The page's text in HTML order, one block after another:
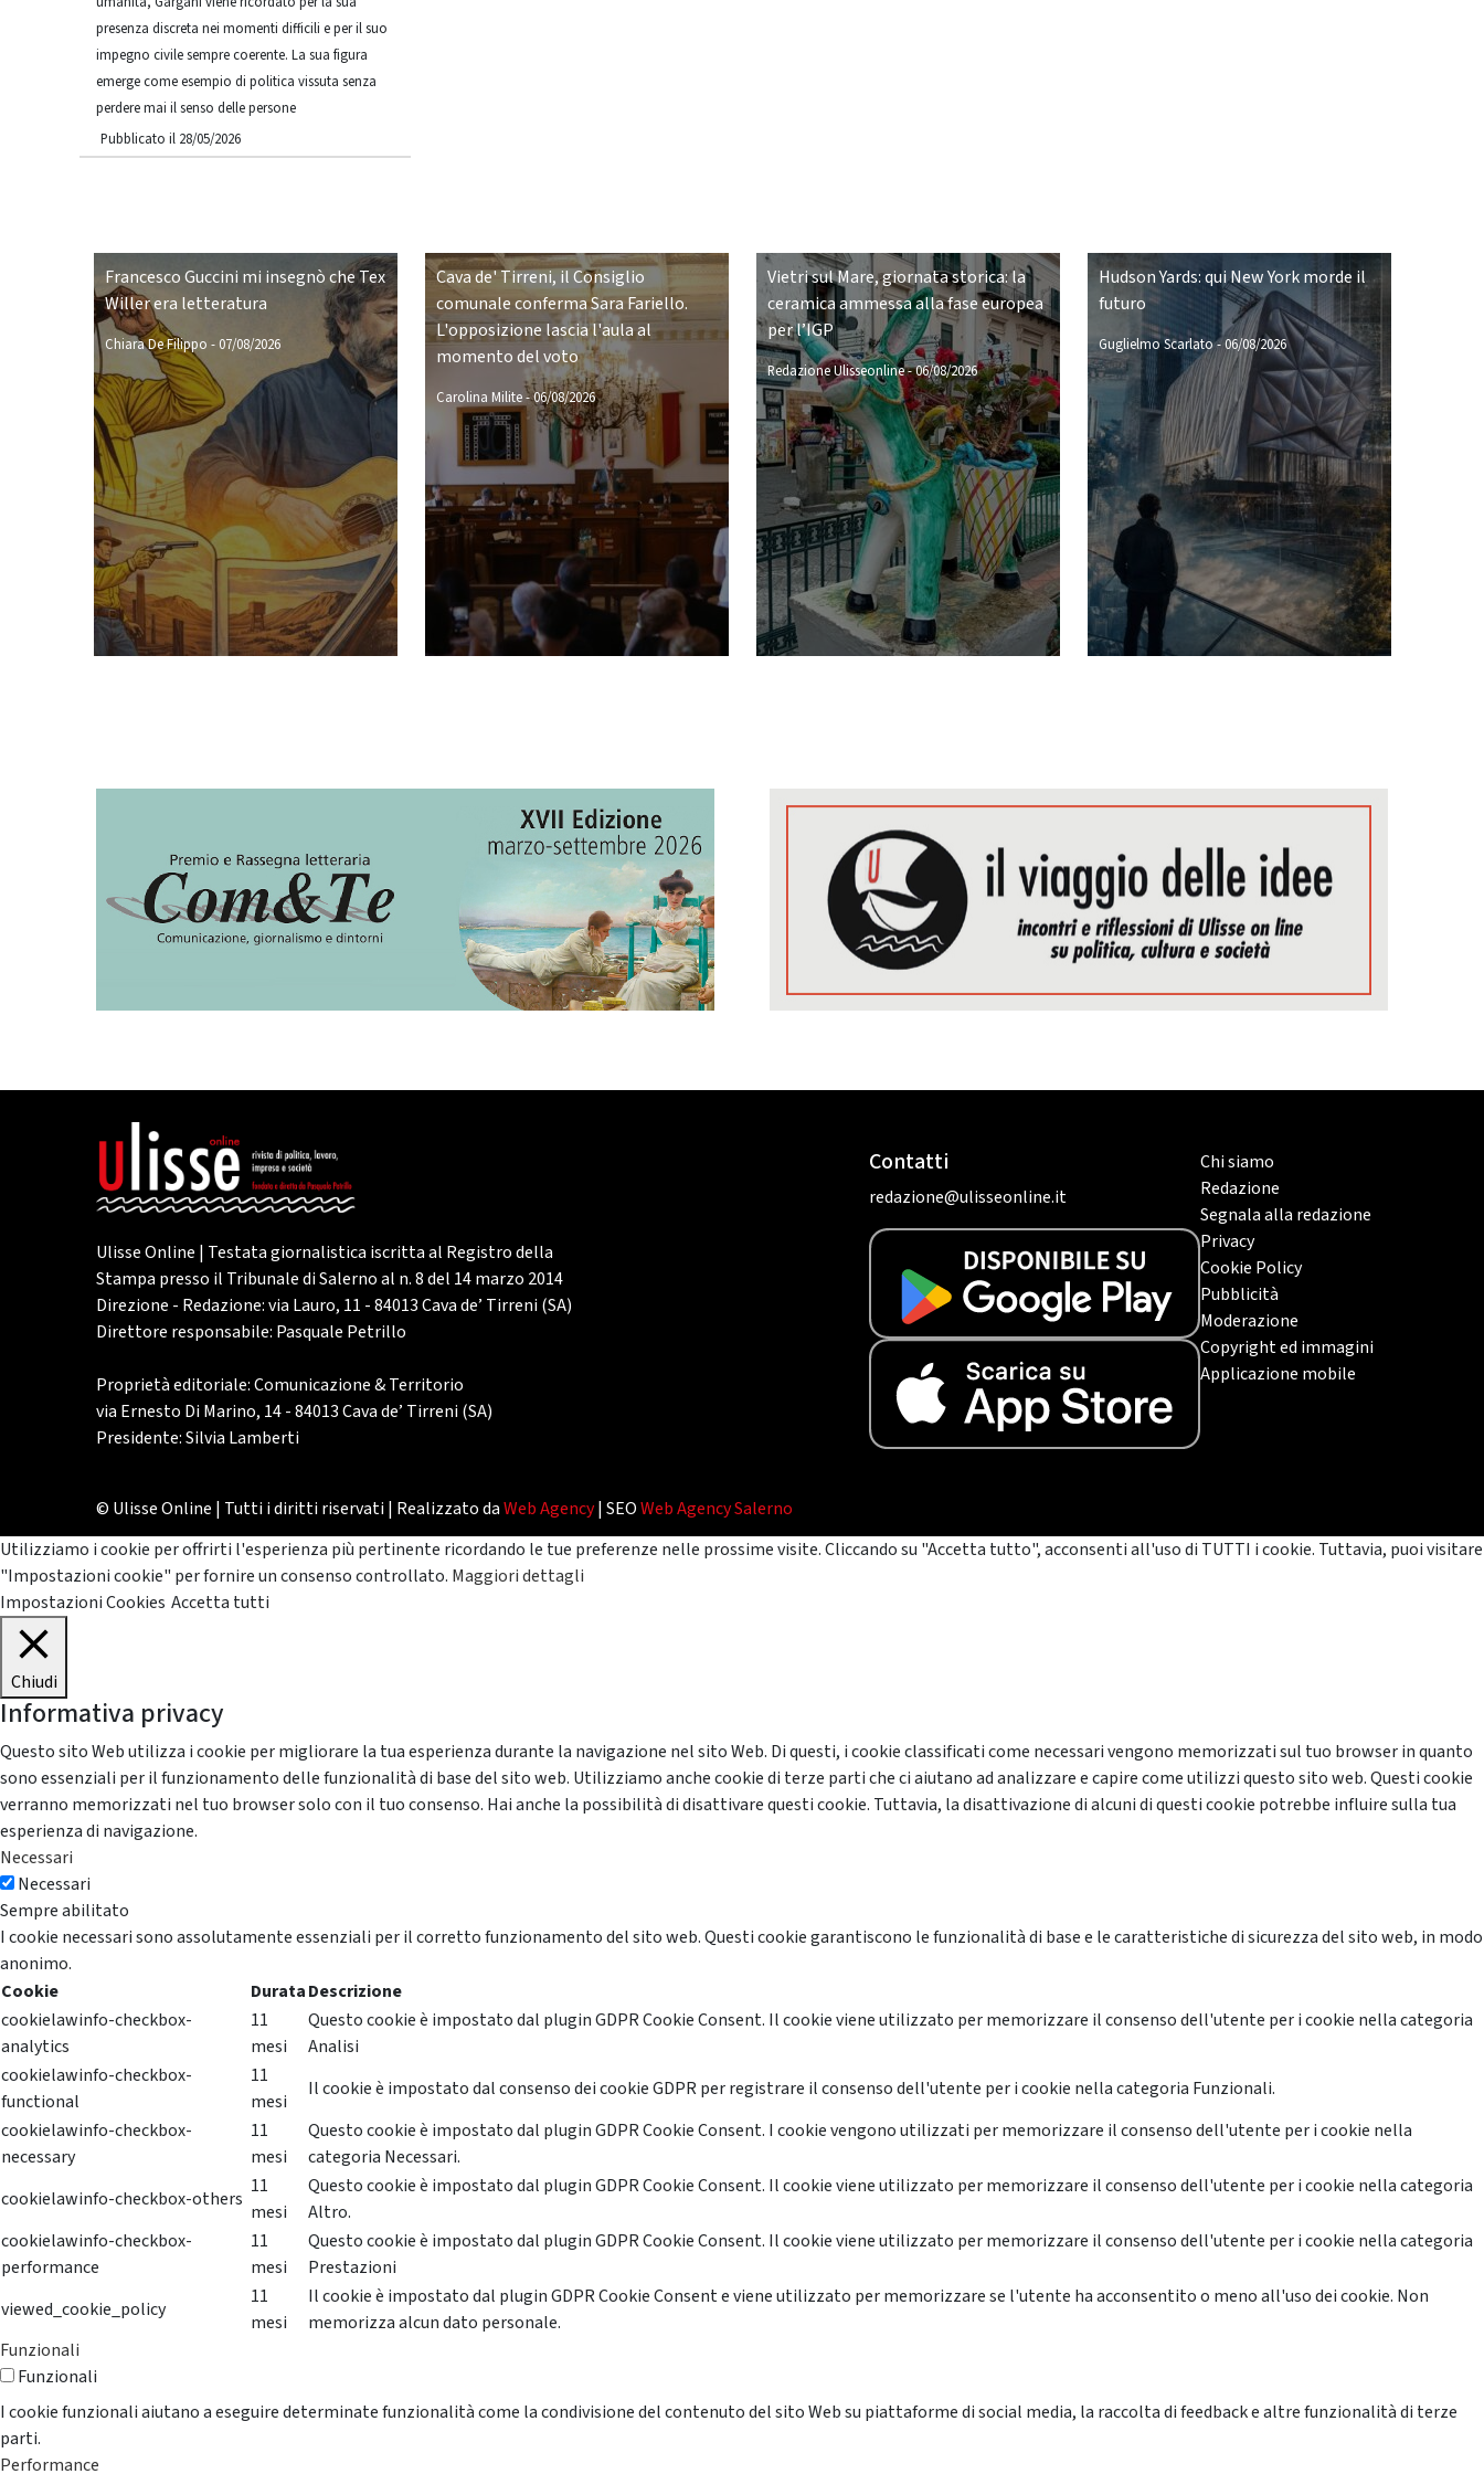
presenza discreta nei momenti difficili e per il suo
impegno civile sempre coerente. La sua figura
emerge come esempio di politica vissuta senza
perdere mai il senso delle persone
Pubblicato il 28/05/2026
Francesco Guccini mi insegnò che Tex
Willer era letteratura
Chiara De Filippo -07/08/2026
Cava de' Tirreni, il Consiglio
comunale conferma Sara Fariello.
L'opposizione lascia l'aula al
momento del voto
Carolina Milite-06/08/2026
Vietri sul Mare, giornata storica: la
ceramica ammessa alla fase europea
per l’IGP
Redazione Ulisseonline-06/08/2026
Hudson Yards: qui New York morde il
futuro
Guglielmo Scarlato-06/08/2026
Ulisse Online | Testata giornalistica iscritta al Registro della
Stampa presso il Tribunale di Salerno al n. 8 del 14 marzo 2014
Direzione - Redazione: via Lauro, 11 - 84013 Cava de’ Tirreni (SA)
Direttore responsabile: Pasquale Petrillo
Proprietà editoriale: Comunicazione & Territorio
via Ernesto Di Marino, 14 - 84013 Cava de’ Tirreni (SA)
Presidente: Silvia Lamberti
Contatti
redazione@ulisseonline.it
Chi siamo
Redazione
Segnala alla redazione
Privacy
Cookie Policy
Pubblicità
Moderazione
Copyright ed immagini
Applicazione mobile
© Ulisse Online | Tutti i diritti riservati | Realizzato daWeb Agency| SEOWeb Agency Salerno
Utilizziamo i cookie per offrirti l'esperienza più pertinente ricordando le tue preferenze nelle prossime visite. Cliccando su "Accetta tutto", acconsenti all'uso di TUTTI i cookie. Tuttavia, puoi visitare
"Impostazioni cookie" per fornire un consenso controllato. Maggiori dettagli
Impostazioni Cookies Accetta tutti
Chiudi
Informativa privacy
Questo sito Web utilizza i cookie per migliorare la tua esperienza durante la navigazione nel sito Web. Di questi, i cookie classificati come necessari vengono memorizzati sul tuo browser in quanto
sono essenziali per il funzionamento delle funzionalità di base del sito web. Utilizziamo anche cookie di terze parti che ci aiutano ad analizzare e capire come utilizzi questo sito web. Questi cookie
verranno memorizzati nel tuo browser solo con il tuo consenso. Hai anche la possibilità di disattivare questi cookie. Tuttavia, la disattivazione di alcuni di questi cookie potrebbe influire sulla tua
esperienza di navigazione.
Necessari
Necessari
Sempre abilitato
I cookie necessari sono assolutamente essenziali per il corretto funzionamento del sito web. Questi cookie garantiscono le funzionalità di base e le caratteristiche di sicurezza del sito web, in modo
anonimo.
Cookie
DurataDescrizione
cookielawinfo-checkbox-
analytics
11
mesi
Questo cookie è impostato dal plugin GDPR Cookie Consent. Il cookie viene utilizzato per memorizzare il consenso dell'utente per i cookie nella categoria
Analisi
cookielawinfo-checkbox-
functional
11
mesi
Il cookie è impostato dal consenso dei cookie GDPR per registrare il consenso dell'utente per i cookie nella categoria Funzionali.
cookielawinfo-checkbox-
necessary
11
mesi
Questo cookie è impostato dal plugin GDPR Cookie Consent. I cookie vengono utilizzati per memorizzare il consenso dell'utente per i cookie nella
categoria Necessari.
cookielawinfo-checkbox-others
11
mesi
Questo cookie è impostato dal plugin GDPR Cookie Consent. Il cookie viene utilizzato per memorizzare il consenso dell'utente per i cookie nella categoria
Altro.
cookielawinfo-checkbox-
performance
11
mesi
Questo cookie è impostato dal plugin GDPR Cookie Consent. Il cookie viene utilizzato per memorizzare il consenso dell'utente per i cookie nella categoria
Prestazioni
viewed_cookie_policy
11
mesi
Il cookie è impostato dal plugin GDPR Cookie Consent e viene utilizzato per memorizzare se l'utente ha acconsentito o meno all'uso dei cookie. Non
memorizza alcun dato personale.
Funzionali
Funzionali
I cookie funzionali aiutano a eseguire determinate funzionalità come la condivisione del contenuto del sito Web su piattaforme di social media, la raccolta di feedback e altre funzionalità di terze
parti.
Performance